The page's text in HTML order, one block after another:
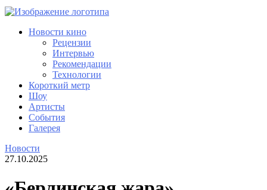
Новости кино
Рецензии
Интервью
Рекомендации
Технологии
Короткий метр
Шоу
Артисты
События
Галерея
Новости
27.10.2025